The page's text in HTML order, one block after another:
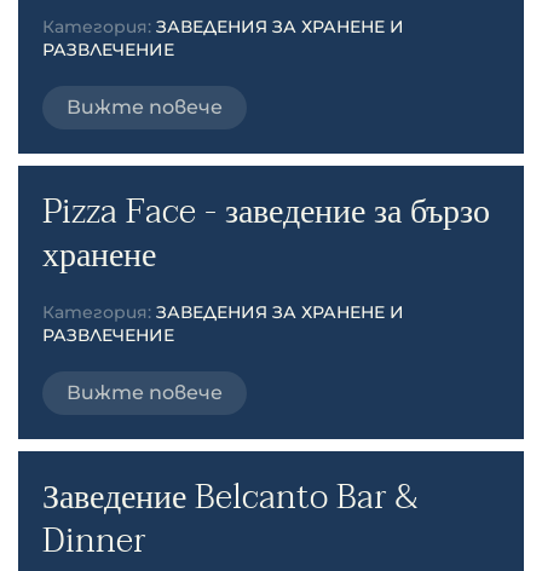
Категория: ЗАВЕДЕНИЯ ЗА ХРАНЕНЕ И
РАЗВЛЕЧЕНИЕ
Вижте повече
Pizza Face - заведение за бързо
хранене
Категория: ЗАВЕДЕНИЯ ЗА ХРАНЕНЕ И
РАЗВЛЕЧЕНИЕ
Вижте повече
Заведение Belcanto Bar &
Dinner